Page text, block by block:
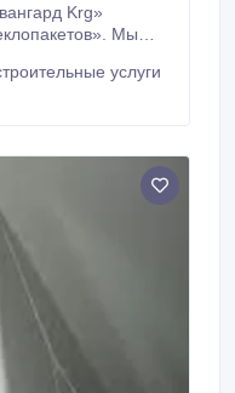
Krg»
Мы
услуги